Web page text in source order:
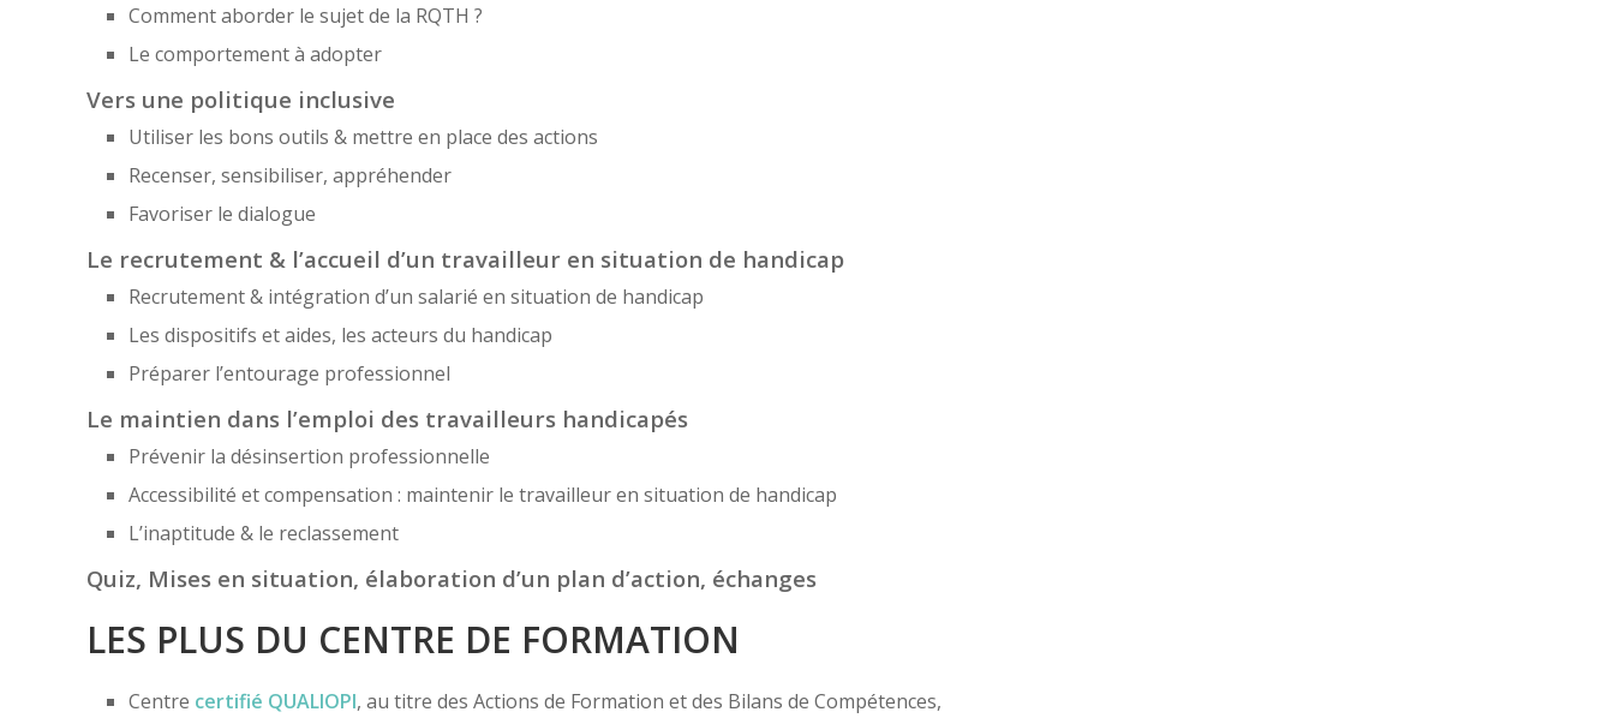
Comment aborder le sujet de la RQTH ?
Le comportement à adopter
Vers une politique inclusive
Utiliser les bons outils & mettre en place des actions
Recenser, sensibiliser, appréhender
Favoriser le dialogue
Le recrutement & l’accueil d’un travailleur en situation de handicap
Recrutement & intégration d’un salarié en situation de handicap
Les dispositifs et aides, les acteurs du handicap
Préparer l’entourage professionnel
Le maintien dans l’emploi des travailleurs handicapés
Prévenir la désinsertion professionnelle
Accessibilité et compensation : maintenir le travailleur en situation de handicap
L’inaptitude & le reclassement
Quiz, Mises en situation, élaboration d’un plan d’action, échanges
LES PLUS DU CENTRE DE FORMATION
Centre certifié QUALIOPI, au titre des Actions de Formation et des Bilans de Compétences,